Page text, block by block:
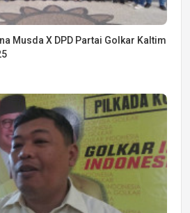
Musda X DPD Partai Golkar Kaltim